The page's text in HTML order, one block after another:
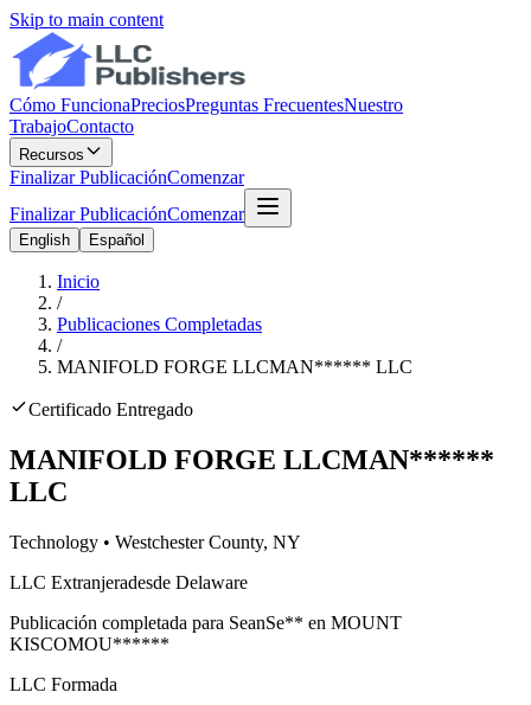
Skip to main content
Cómo FuncionaPreciosPreguntas FrecuentesNuestro
TrabajoContacto
Recursos
Finalizar PublicaciónComenzar
Finalizar PublicaciónComenzar
English Español
Inicio
/
Publicaciones Completadas
/
MANIFOLD FORGE LLCMAN****** LLC
Certificado Entregado
MANIFOLD FORGE LLCMAN******
LLC
Technology • WestchesterCounty, NY
LLC Extranjeradesde Delaware
Publicación completada para SeanSe** en MOUNT
KISCOMOU******
LLC Formada